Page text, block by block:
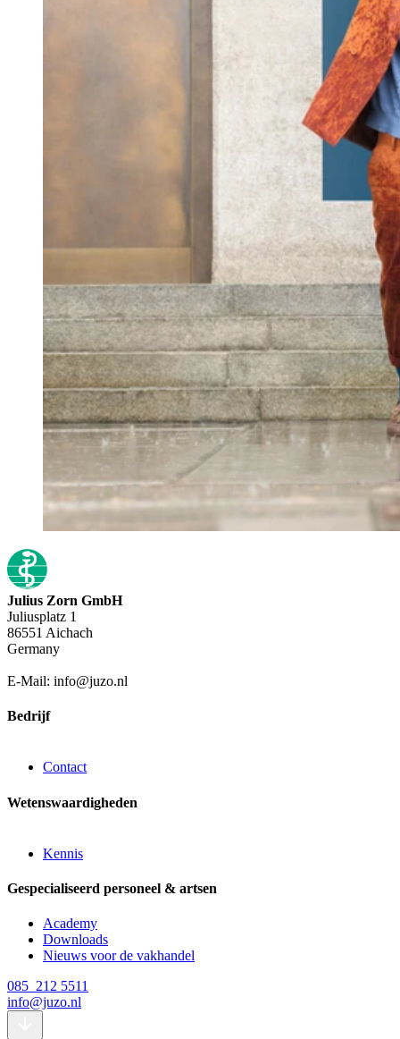
Julius Zorn GmbH
Juliusplatz 1
86551 Aichach
Germany
E-Mail: info@juzo.nl
Bedrijf
Contact
Wetenswaardigheden
Kennis
Gespecialiseerd personeel & artsen
Academy
Downloads
Nieuws voor de vakhandel
085 212 5511
info@juzo.nl